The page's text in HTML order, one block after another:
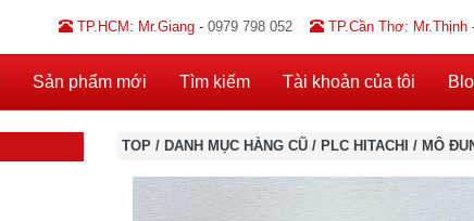
TP.HCM: Mr.Giang - 0979 798 052 TP.Cần Thơ: Mr.Thịnh
Sản phẩm mới Tìm kiếm Tài khoản của tôi
TOP/ DANH MỤC HÀNG CŨ/ PLC HITACHI / MÔ